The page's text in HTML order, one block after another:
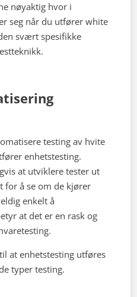
nøyaktig hvor i
seg når du utfører white
svært spesifikke
testing av hvite
enhetstesting.
at utviklere tester ut
for å se om de kjører
enkelt å
at det er en rask og
at enhetstesting utføres
typer testing.